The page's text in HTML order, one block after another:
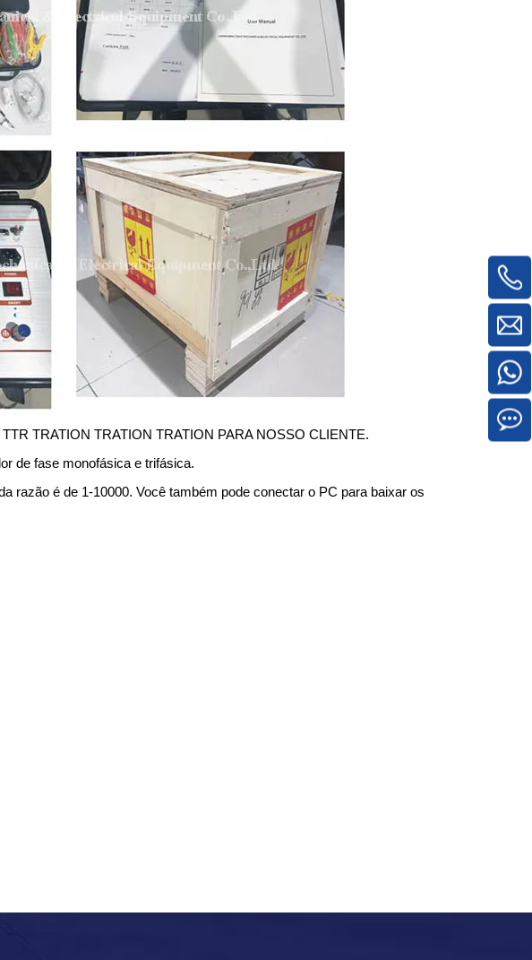
TRATION TRATION TRATION PARA NOSSO CLIENTE.
de fase monofásica e trifásica.
razão é de 1-10000. Você também pode conectar o PC para baixar os